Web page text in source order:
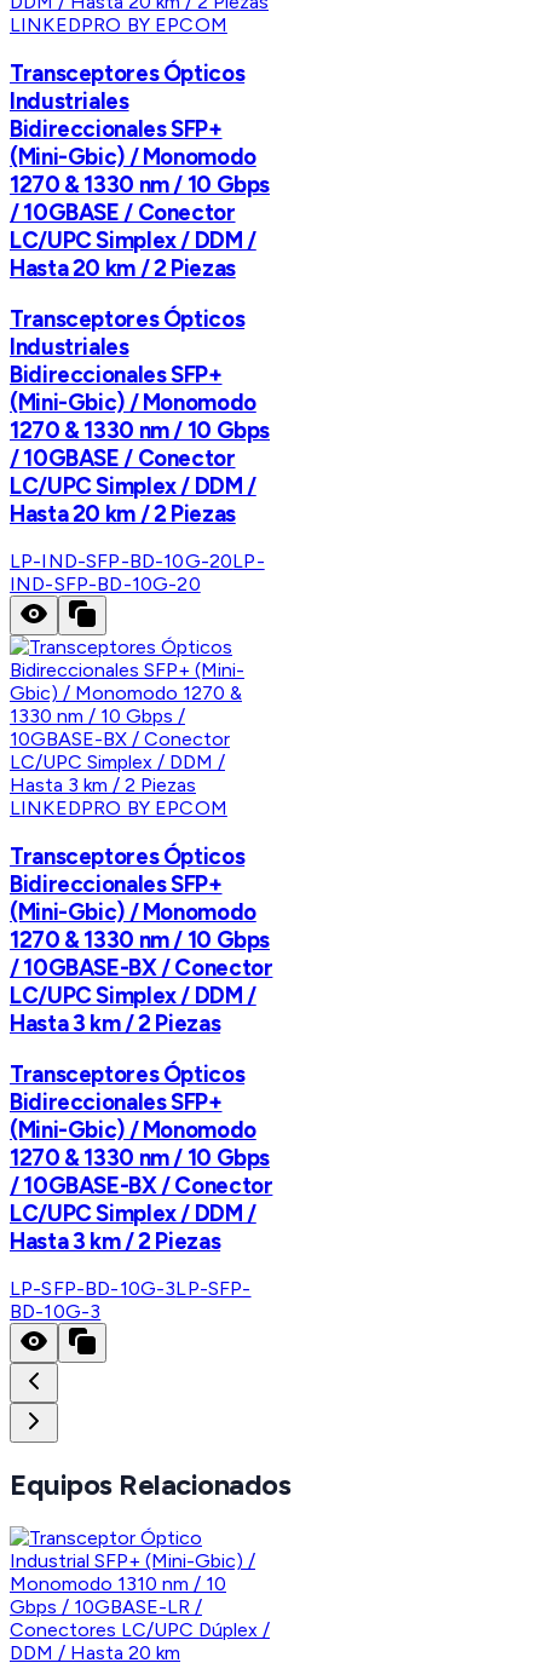
LINKEDPRO BY EPCOM
Transceptores Ópticos
Industriales
Bidireccionales SFP+
(Mini-Gbic) / Monomodo
1270 & 1330 nm / 10 Gbps
/ 10GBASE / Conector
LC/UPC Simplex / DDM /
Hasta 20 km / 2 Piezas
Transceptores Ópticos
Industriales
Bidireccionales SFP+
(Mini-Gbic) / Monomodo
1270 & 1330 nm / 10 Gbps
/ 10GBASE / Conector
LC/UPC Simplex / DDM /
Hasta 20 km / 2 Piezas
LP-IND-SFP-BD-10G-20LP-
IND-SFP-BD-10G-20
LINKEDPRO BY EPCOM
Transceptores Ópticos
Bidireccionales SFP+
(Mini-Gbic) / Monomodo
1270 & 1330 nm / 10 Gbps
/ 10GBASE-BX / Conector
LC/UPC Simplex / DDM /
Hasta 3 km / 2 Piezas
Transceptores Ópticos
Bidireccionales SFP+
(Mini-Gbic) / Monomodo
1270 & 1330 nm / 10 Gbps
/ 10GBASE-BX / Conector
LC/UPC Simplex / DDM /
Hasta 3 km / 2 Piezas
LP-SFP-BD-10G-3LP-SFP-
BD-10G-3
Equipos Relacionados